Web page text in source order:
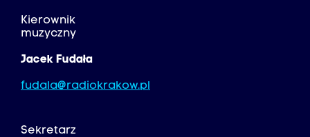
Kierownik
muzyczny
Jacek Fudała
fudala@radiokrakow.pl
Sekretarz